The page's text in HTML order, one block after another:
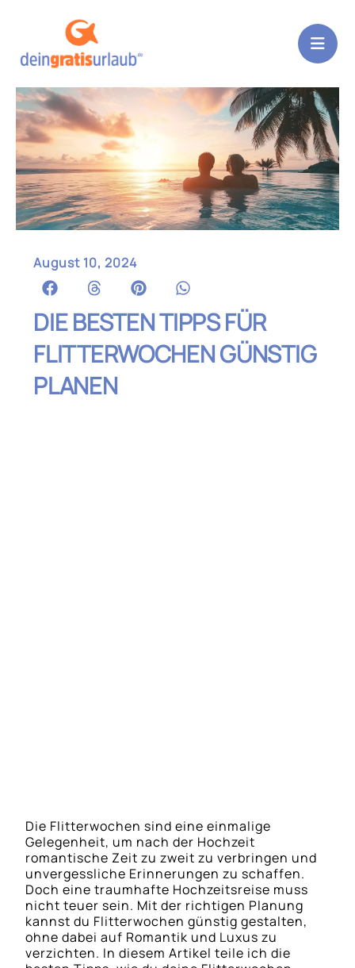
August 10, 2024
DIE BESTEN TIPPS FÜR
FLITTERWOCHEN GÜNSTIG
PLANEN
Die Flitterwochen sind eine einmalige
Gelegenheit, um nach der Hochzeit
romantische Zeit zu zweit zu verbringen und
unvergessliche Erinnerungen zu schaffen.
Doch eine traumhafte Hochzeitsreise muss
nicht teuer sein. Mit der richtigen Planung
kannst du Flitterwochen günstig gestalten,
ohne dabei auf Romantik und Luxus zu
verzichten. In diesem Artikel teile ich die